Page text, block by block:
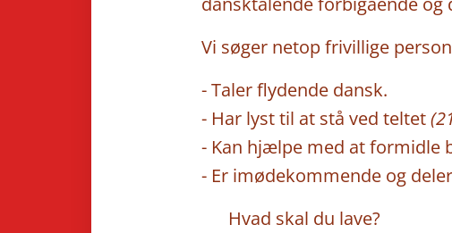
Vi søger netop frivillige
- Taler flydende dansk.
- Har lyst til at stå ved teltet
- Kan hjælpe med at formidle
- Er imødekommende og
🔹 Hvad skal du lave?